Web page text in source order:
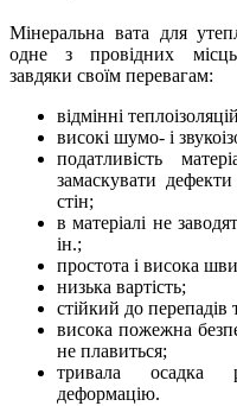
Мінеральна вата для
одне з провідних
завдяки своїм перевагам:
відмінні
високі шумо- і
податливість
замаскувати
стін;
в матеріалі не
ін.;
простота і висока
низька вартість;
стійкий до перепадів
висока пожежна
не плавиться;
тривала осадка
деформацію.